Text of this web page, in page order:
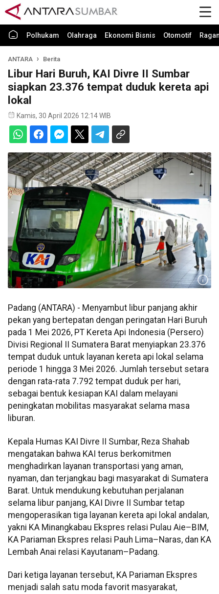
Polhukam Olahraga Ekonomi Bisnis Otomotif
ANTARA Berita
Libur Hari Buruh, KAI Divre II Sumbar
siapkan 23.376 tempat duduk kereta api
lokal
Kamis, 30 April 2026 12:14 WIB
Padang (ANTARA) - Menyambut libur panjang akhir
pekan yang bertepatan dengan peringatan Hari Buruh
pada 1 Mei 2026, PT Kereta Api Indonesia (Persero)
Divisi Regional II Sumatera Barat menyiapkan 23.376
tempat duduk untuk layanan kereta api lokal selama
periode 1 hingga 3 Mei 2026. Jumlah tersebut setara
dengan rata-rata 7.792 tempat duduk per hari,
sebagai bentuk kesiapan KAI dalam melayani
peningkatan mobilitas masyarakat selama masa
liburan.
Kepala Humas KAI Divre II Sumbar, Reza Shahab
mengatakan bahwa KAI terus berkomitmen
menghadirkan layanan transportasi yang aman,
nyaman, dan terjangkau bagi masyarakat di Sumatera
Barat. Untuk mendukung kebutuhan perjalanan
selama libur panjang, KAI Divre II Sumbar tetap
mengoperasikan tiga layanan kereta api lokal andalan,
yakni KA Minangkabau Ekspres relasi Pulau Aie–BIM,
KA Pariaman Ekspres relasi Pauh Lima–Naras, dan KA
Lembah Anai relasi Kayutanam–Padang.
Dari ketiga layanan tersebut, KA Pariaman Ekspres
menjadi salah satu moda favorit masyarakat,